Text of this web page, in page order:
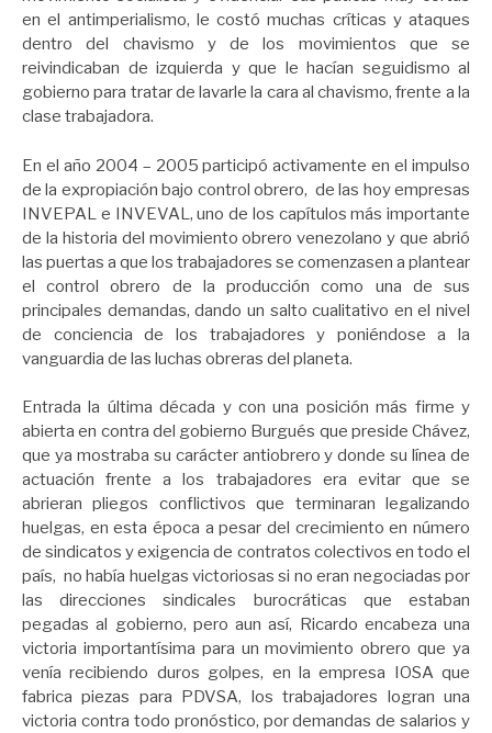
en el antimperialismo, le costó muchas críticas y ataques
dentro del chavismo y de los movimientos que se
reivindicaban de izquierda y que le hacían seguidismo al
gobierno para tratar de lavarle la cara al chavismo, frente a la
clase trabajadora.
En el año 2004 – 2005 participó activamente en el impulso
de la expropiación bajo control obrero, de las hoy empresas
INVEPAL e INVEVAL, uno de los capítulos más importante
de la historia del movimiento obrero venezolano y que abrió
las puertas a que los trabajadores se comenzasen a plantear
el control obrero de la producción como una de sus
principales demandas, dando un salto cualitativo en el nivel
de conciencia de los trabajadores y poniéndose a la
vanguardia de las luchas obreras del planeta.
Entrada la última década y con una posición más firme y
abierta en contra del gobierno Burgués que preside Chávez,
que ya mostraba su carácter antiobrero y donde su línea de
actuación frente a los trabajadores era evitar que se
abrieran pliegos conflictivos que terminaran legalizando
huelgas, en esta época a pesar del crecimiento en número
de sindicatos y exigencia de contratos colectivos en todo el
país, no había huelgas victoriosas si no eran negociadas por
las direcciones sindicales burocráticas que estaban
pegadas al gobierno, pero aun así, Ricardo encabeza una
victoria importantísima para un movimiento obrero que ya
venía recibiendo duros golpes, en la empresa IOSA que
fabrica piezas para PDVSA, los trabajadores logran una
victoria contra todo pronóstico, por demandas de salarios y